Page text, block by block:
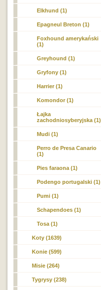
Elkhund (1)
Epagneul Breton (1)
Foxhound amerykański
(1)
Greyhound (1)
Gryfony (1)
Harrier (1)
Komondor (1)
Łajka
zachodniosyberyjska (1)
Mudi (1)
Perro de Presa Canario
(1)
Pies faraona (1)
Podengo portugalski (1)
Pumi (1)
Schapendoes (1)
Tosa (1)
Koty (1639)
Konie (599)
Misie (264)
Tygrysy (238)